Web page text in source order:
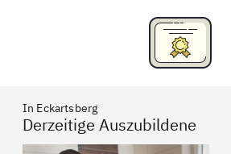
In Eckartsberg
Derzeitige Auszubildene